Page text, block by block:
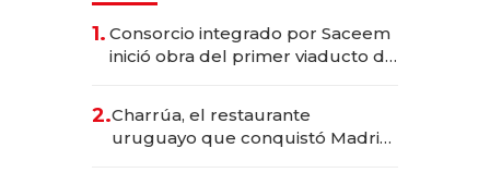
1. Consorcio integrado por Saceem
inició obra del primer viaducto de
millones
2.Charrúa, el restaurante
uruguayo que conquistó Madrid: